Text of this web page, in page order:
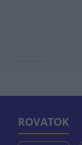
ROVATOK